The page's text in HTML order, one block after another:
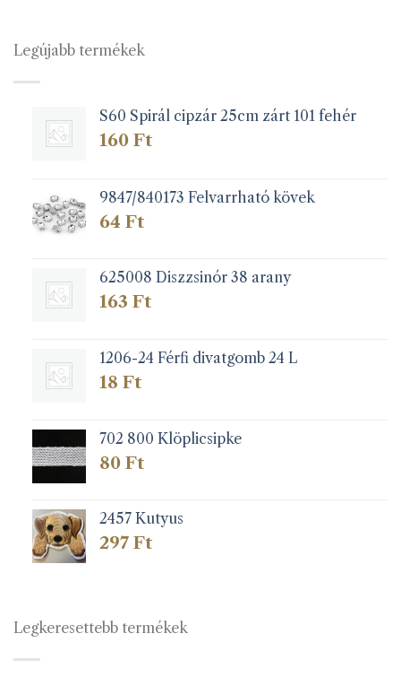
van.
termékoldalon
választhatók
termékoldalon
Legújabb termékek
S60 Spirál cipzár 25cm zárt 101 fehér
160 Ft
9847/840173 Felvarrható kövek
64 Ft
625008 Diszzsinór 38 arany
163 Ft
1206-24 Férfi divatgomb 24 L
18 Ft
702 800 Klöplicsipke
80 Ft
2457 Kutyus
297 Ft
Legkeresettebb termékek